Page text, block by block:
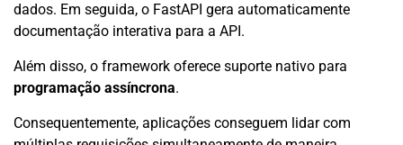
dados. Em seguida, o FastAPI gera automaticamente
documentação interativa para a API.
Além disso, o framework oferece suporte nativo para
programação assíncrona.
Consequentemente, aplicações conseguem lidar com